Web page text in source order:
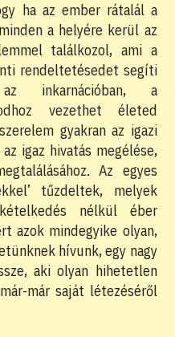
ha az ember rátalál a
a helyére kerül az
találkozol, ami a
rendeltetésedet segíti
inkarnációban, a
vezethet életed
gyakran az igazi
igaz hivatás megélése,
Az egyes
tűzdeltek, melyek
nélkül éber
azok mindegyike olyan,
hívunk, egy nagy
aki olyan hihetetlen
már saját létezéséről